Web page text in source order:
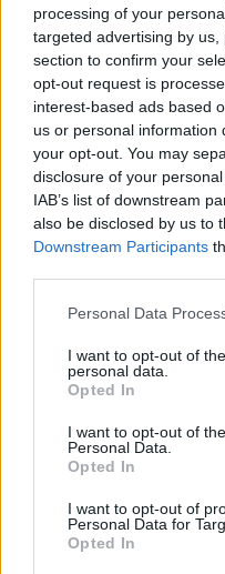
processing of your
targeted advertising by
section to confirm your
opt-out request is
interest-based ads based
us or personal information
your opt-out. You may
disclosure of your
IAB’s list of downstream
also be disclosed by us to
Downstream Participants
Please note that this
not limited to your visit or
grant or deny consent to
use your data for below
consent section.
Personal Data
I want to opt-out of
personal data.
Opted In
I want to opt-out of
Personal Data.
Opted In
I want to opt-out of
Personal Data for
Opted In
modal
window.
Négy bukás és
Martin számára eleve
hétvége, mivel
számára, különösen
Zarco ijesztő
nullázás lett a vége.
EZEKET IS